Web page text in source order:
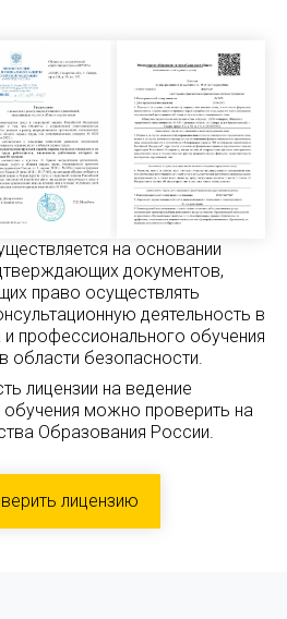
на основании
документов,
право осуществлять
деятельность в
профессионального обучения
области безопасности.
лицензии на ведение
можно проверить на
Образования России.
лицензию